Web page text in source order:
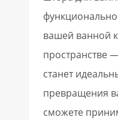
вашей ванной
пространстве
станет
превращения
сможете